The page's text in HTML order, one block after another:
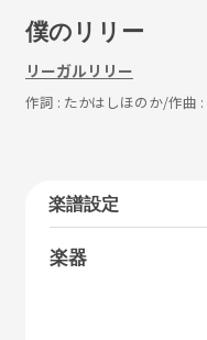
僕のリリー
リーガルリリー
作詞 : たかはしほのか/作曲 :
楽譜設定
楽器